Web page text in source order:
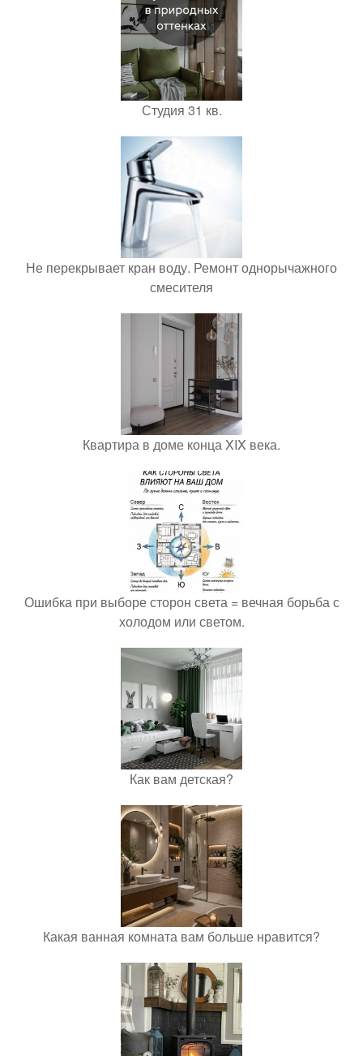
Студия 31 кв.
Не перекрывает кран воду. Ремонт однорычажного
смесителя
Квартира в доме конца XIX века.
Ошибка при выборе сторон света = вечная борьба с
холодом или светом.
Как вам детская?
Какая ванная комната вам больше нравится?